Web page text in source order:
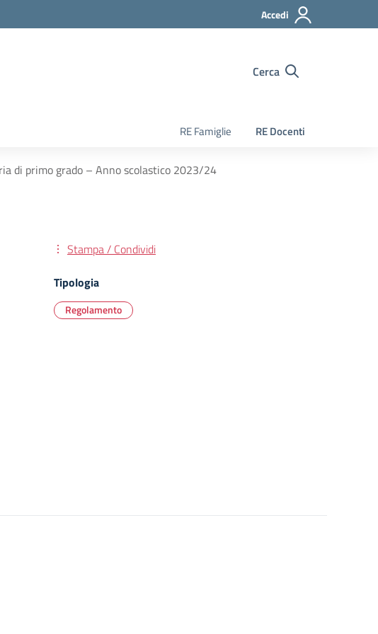
Accedi
Cerca
RE Famiglie RE Docenti
di primo grado – Anno scolastico 2023/24
Stampa / Condividi
Tipologia
Regolamento